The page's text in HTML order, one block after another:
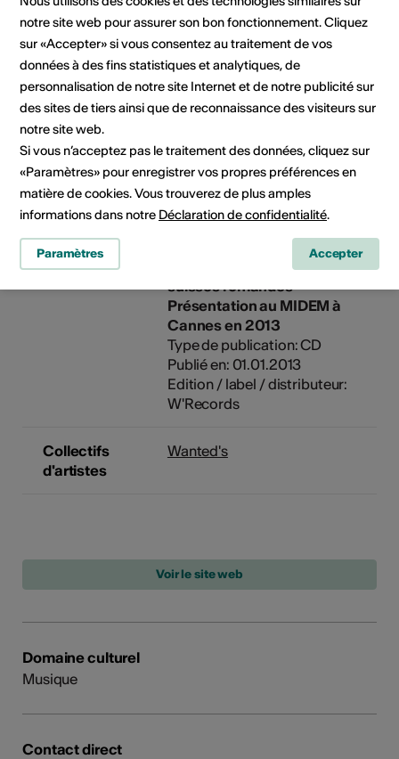
radios suisse romande Album
de la semaine sur Option
Musique Sélection Radio
Swiss Pop
Type de publication: CD
Publié en: 31.01.2015
W'Records
Composition et arrangement
EP "Journée d'un cancre"
avec le groupe "Wanted's"
Diffusion dans les radios
suisses romandes
Présentation au MIDEM à
Cannes en 2013
Type de publication: CD
Publié en: 01.01.2013
Edition / label / distributeur:
W'Records
Collectifs
d'artistes
Wanted's
Domaine culturel
Musique
Contact direct
notre site web pour assurer son bon fonctionnement. Cliquez
sur «Accepter» si vous consentez au traitement de vos
données à des fins statistiques et analytiques, de
personnalisation de notre site Internet et de notre publicité sur
des sites de tiers ainsi que de reconnaissance des visiteurs sur
notre site web.
Si vous n’acceptez pas le traitement des données, cliquez sur
«Paramètres» pour enregistrer vos propres préférences en
matière de cookies. Vous trouverez de plus amples
informations dans notre Déclaration de confidentialité.
Paramètres Accepter